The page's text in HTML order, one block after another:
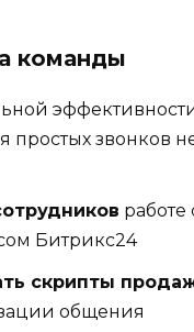
команды
простых звонков
работе
Битрикс24
скрипты
общения